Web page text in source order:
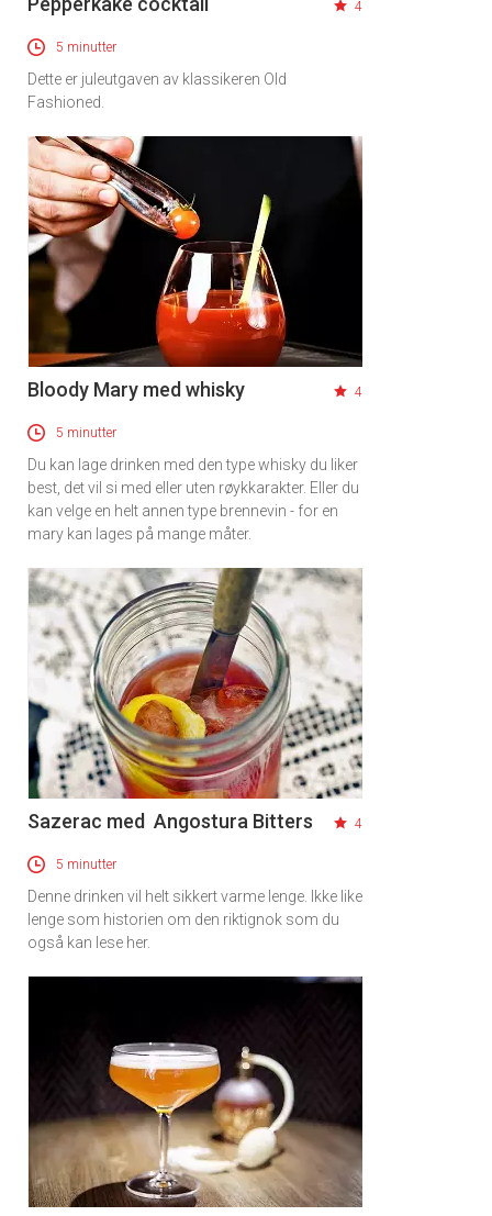
4
5 minutter
Dette er juleutgaven av klassikeren Old
Fashioned.
Bloody Mary med whisky 4
5 minutter
Du kan lage drinken med den type whisky du liker
best, det vil si med eller uten røykkarakter. Eller du
kan velge en helt annen type brennevin - for en
mary kan lages på mange måter.
Sazerac med Angostura Bitters 4
5 minutter
Denne drinken vil helt sikkert varme lenge. Ikke like
lenge som historien om den riktignok som du
også kan lese her.